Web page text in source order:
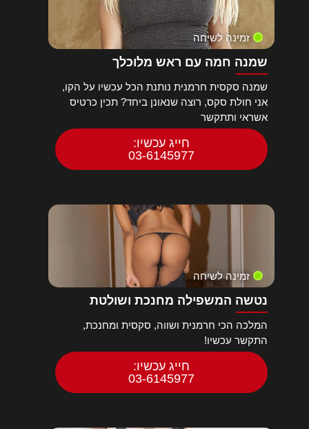
זמינה לשיחה
שמנה חמה עם ראש מלוכלך
שמנה סקסית חרמנית נותנת הכל עכשיו על הקו,
אני חולת סקס, רוצה שנאונן ביחד? תכין כרטיס
אשראי ותתקשר
חייג עכשיו:
03-6145977
זמינה לשיחה
נטשה המשפילה מחנכת ושולטת
המלכה הכי חרמנית ושווה, סקסית ומחנכת,
התקשר עכשיו!
חייג עכשיו:
03-6145977